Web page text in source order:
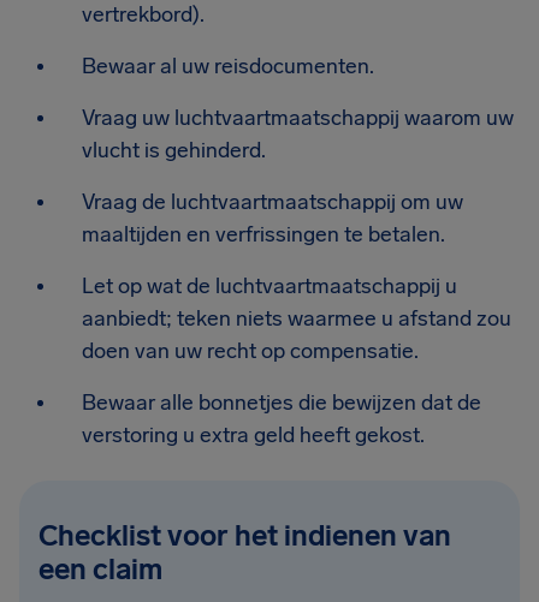
vertrekbord).
Bewaar al uw reisdocumenten.
Vraag uw luchtvaartmaatschappij waarom uw
vlucht is gehinderd.
Vraag de luchtvaartmaatschappij om uw
maaltijden en verfrissingen te betalen.
Let op wat de luchtvaartmaatschappij u
aanbiedt; teken niets waarmee u afstand zou
doen van uw recht op compensatie.
Bewaar alle bonnetjes die bewijzen dat de
verstoring u extra geld heeft gekost.
Checklist voor het indienen van
een claim